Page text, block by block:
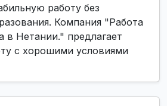
работу без
Компания "Работа
в Нетании." предлагает
с хорошими условиями